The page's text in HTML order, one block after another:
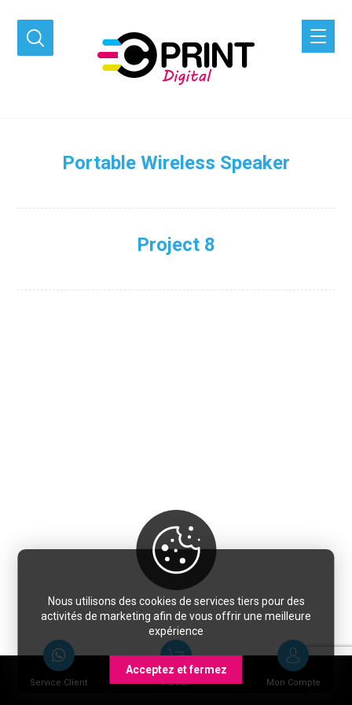
Portable Wireless Speaker
Project 8
Service Client Panier Mon Compte
Nous utilisons des cookies de services tiers pour des
activités de marketing afin de vous offrir une meilleure
expérience
Acceptez et fermez